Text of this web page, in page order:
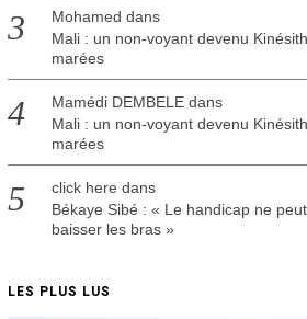
Mohamed dans
Mali : un non-voyant devenu
marées
Mamédi DEMBELEdans
Mali : un non-voyant devenu
marées
click here dans
Békaye Sibé : « Le handicap ne
baisser les bras »
LES PLUS LUS